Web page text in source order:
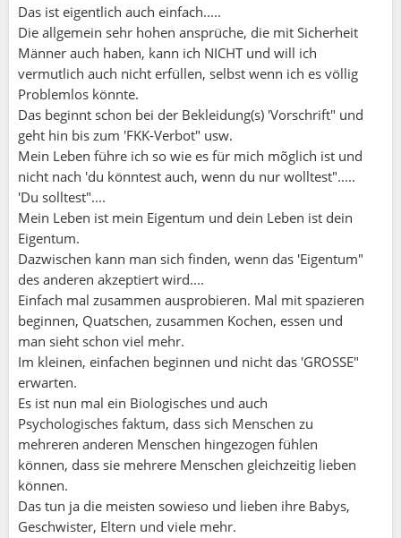
Das ist eigentlich auch einfach.....
Die allgemein sehr hohen ansprüche, die mit Sicherheit
Männer auch haben, kann ich NICHT und will ich
vermutlich auch nicht erfüllen, selbst wenn ich es völlig
Problemlos könnte.
Das beginnt schon bei der Bekleidung(s) 'Vorschrift" und
geht hin bis zum 'FKK-Verbot" usw.
Mein Leben führe ich so wie es für mich mõglich ist und
nicht nach 'du könntest auch, wenn du nur wolltest".....
'Du solltest"....
Mein Leben ist mein Eigentum und dein Leben ist dein
Eigentum.
Dazwischen kann man sich finden, wenn das 'Eigentum"
des anderen akzeptiert wird....
Einfach mal zusammen ausprobieren. Mal mit spazieren
beginnen, Quatschen, zusammen Kochen, essen und
man sieht schon viel mehr.
Im kleinen, einfachen beginnen und nicht das 'GROSSE"
erwarten.
Es ist nun mal ein Biologisches und auch
Psychologisches faktum, dass sich Menschen zu
mehreren anderen Menschen hingezogen fühlen
können, dass sie mehrere Menschen gleichzeitig lieben
können.
Das tun ja die meisten sowieso und lieben ihre Babys,
Geschwister, Eltern und viele mehr.
Melanie:
Hallo Dante und alle hier mitlesenden Menschen 👋
Meine Wahrnehmung sagt mir, du hast es bereits gut
in Worte gefasst.
Wir sind orientierungslos, fast ohne Wurzeln, und
vertrauen anderen oft weniger als uns selbst.
Ich bin in einem Alter, in dem ich mich nicht mehr
verbiege, um jemandem oder der Gesellschaft zu
gefallen.
Ich trage, was ich mag. Ich sehe aus, wie ich aussehe
– ohne die Manipulation der Mode- oder
Kosmetikindustrie.
Weicht man vom Mainstream ab, scheint man fast
nicht mehr zu existieren.
Oft begegne ich scheinbar spirituellen Menschen,
und doch passe ich nicht in ihr Weltbild oder in eine
Schublade.
Ich vermisse – hier wie überall – die einfachsten
Höflichkeiten, etwa eine Antwort auf eine Mail.
Bei sowas verliere ich auch mein ehrliches Interesse